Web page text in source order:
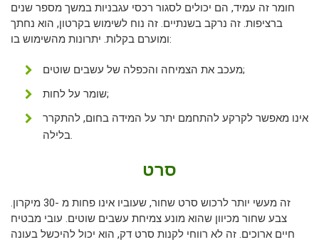
חומר זה עמיד, הם יכולים לסגור רכסי עגבניות במשך מספר שנים
ברציפות. זה נרקב בשנתיים. זה נוח לשימוש בקרטון, הוא נחתך
ומוערם בקלות. יתרונות מהשימוש בו:
מעכב את הצמיחה והכפלה של עשבים שוטים;
שומר על לחות;
אינו מאפשר לקרקע להתחמם יתר על המידה בחום, להתקרר
בלילה.
סרט
זה מעשי יותר לרכוש סרט שחור, שעוביו אינו פחות מ -30 מיקרון.
צבע שחור מכיוון שהוא מונע צמיחת עשבים שוטים. עובי מבטיח
חיים ארוכים. זה לא רווחי לקנות סרט דק, הוא יכול להיכשל בעונה